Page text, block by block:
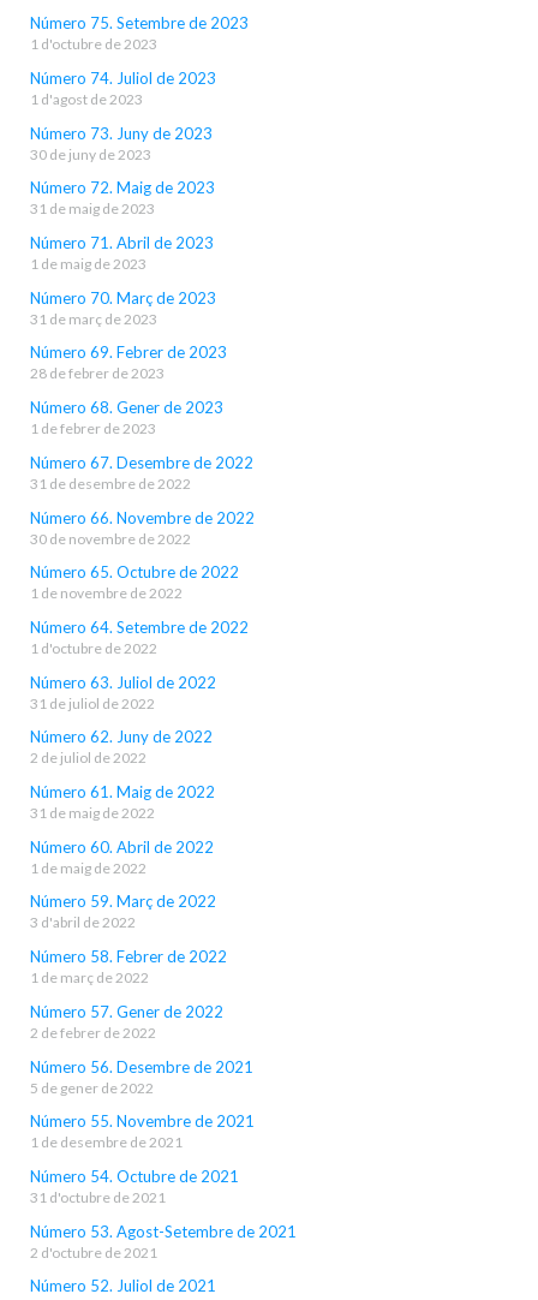
Número 75. Setembre de 2023
1 d'octubre de 2023
Número 74. Juliol de 2023
1 d'agost de 2023
Número 73. Juny de 2023
30 de juny de 2023
Número 72. Maig de 2023
31 de maig de 2023
Número 71. Abril de 2023
1 de maig de 2023
Número 70. Març de 2023
31 de març de 2023
Número 69. Febrer de 2023
28 de febrer de 2023
Número 68. Gener de 2023
1 de febrer de 2023
Número 67. Desembre de 2022
31 de desembre de 2022
Número 66. Novembre de 2022
30 de novembre de 2022
Número 65. Octubre de 2022
1 de novembre de 2022
Número 64. Setembre de 2022
1 d'octubre de 2022
Número 63. Juliol de 2022
31 de juliol de 2022
Número 62. Juny de 2022
2 de juliol de 2022
Número 61. Maig de 2022
31 de maig de 2022
Número 60. Abril de 2022
1 de maig de 2022
Número 59. Març de 2022
3 d'abril de 2022
Número 58. Febrer de 2022
1 de març de 2022
Número 57. Gener de 2022
2 de febrer de 2022
Número 56. Desembre de 2021
5 de gener de 2022
Número 55. Novembre de 2021
1 de desembre de 2021
Número 54. Octubre de 2021
31 d'octubre de 2021
Número 53. Agost-Setembre de 2021
2 d'octubre de 2021
Número 52. Juliol de 2021